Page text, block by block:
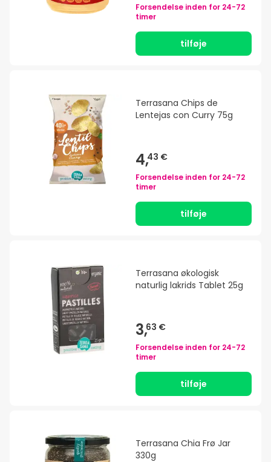
Forsendelse inden for 24-72
timer
tilføje
Terrasana Chips de
Lentejas con Curry 75g
4,43 €
Forsendelse inden for 24-72
timer
tilføje
Terrasana økologisk
naturlig lakrids Tablet 25g
3,63 €
Forsendelse inden for 24-72
timer
tilføje
Terrasana Chia Frø Jar
330g